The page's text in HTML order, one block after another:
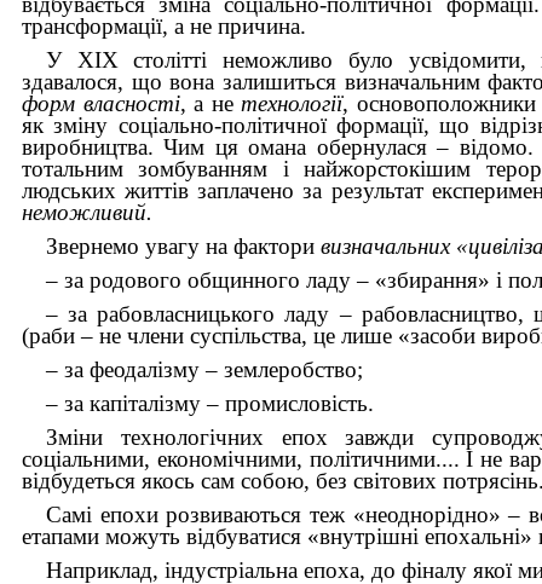
трансформації, а не причина.
У XIX столітті неможливо було
здавалося, що вона залишиться визначальним
форм власності, а не технології, основоположники
як зміну соціально-політичної формації, що
виробництва. Чим ця омана обернулася – відомо.
тотальним зомбуванням і найжорстокішим
людських життів заплачено за результат
неможливий.
Звернемо увагу на фактори визначальних
– за родового общинного ладу – «збирання» і
– за рабовласницького ладу – рабовласництво,
(раби – не члени суспільства, це лише «засоби
– за феодалізму – землеробство;
– за капіталізму – промисловість.
Зміни технологічних епох завжди
соціальними, економічними, політичними.... І не
відбудеться якось сам собою, без світових
Самі епохи розвиваються теж «неоднорідно» –
етапами можуть відбуватися «внутрішні
Наприклад, індустріальна епоха, до фіналу якої